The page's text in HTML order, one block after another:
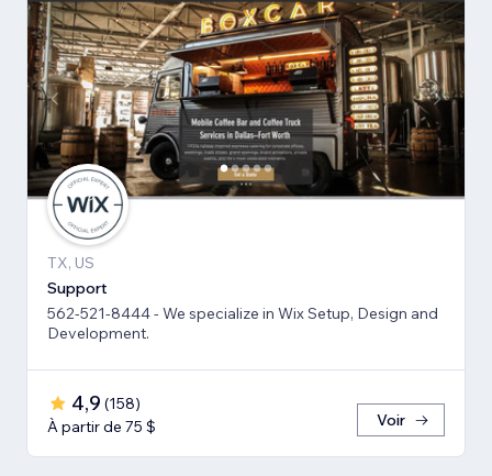
TX, US
Support
562-521-8444 - We specialize in Wix Setup, Design and
Development.
4,9 (158)
À partir de 75 $
Voir